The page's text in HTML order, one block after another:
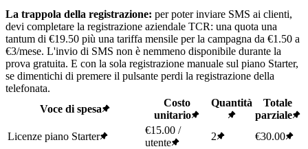
La trappola della registrazione: per poter inviare SMS ai clienti,
devi completare la registrazione aziendale TCR: una quota una
tantum di €19.50 più una tariffa mensile per la campagna da €1.50 a
€3/mese. L'invio di SMS non è nemmeno disponibile durante la
prova gratuita. E con la sola registrazione manuale sul piano Starter,
se dimentichi di premere il pulsante perdi la registrazione della
telefonata.
Voce di spesa
Costo
unitario
Quantità
Totale
parziale
Licenze piano Starter
€15.00 /
utente
2
€30.00